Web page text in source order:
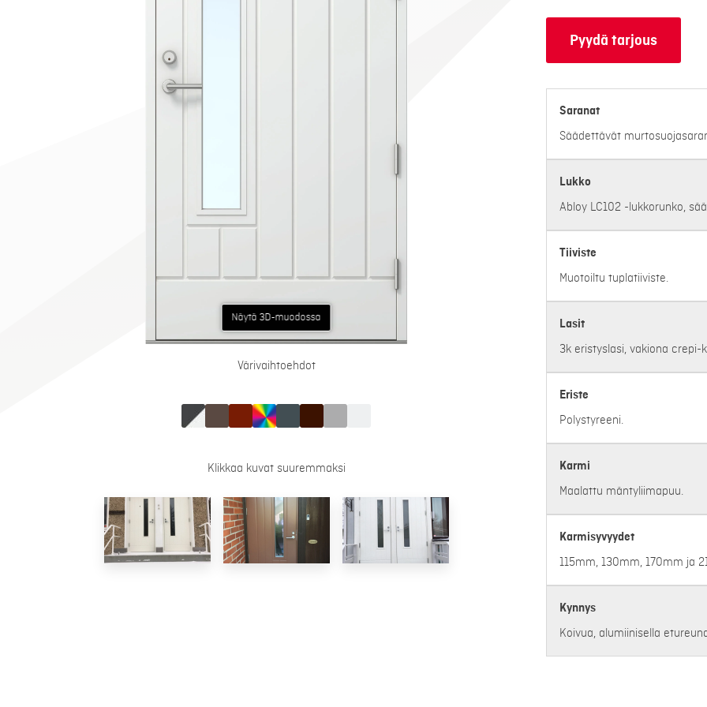
Näytä 3D-muodossa
Värivaihtoehdot
Klikkaa kuvat suuremmaksi
Pyydä tarjous
Saranat
Säädettävät
Lukko
Abloy LC102 -lukkorunko,
Tiiviste
Muotoiltu tuplatiiviste.
Lasit
3k eristyslasi, vakiona crepi-
Eriste
Polystyreeni.
Karmi
Maalattu mäntyliimapuu.
Karmisyvyydet
115mm, 130mm, 170mm ja
Kynnys
Koivua, alumiinisella